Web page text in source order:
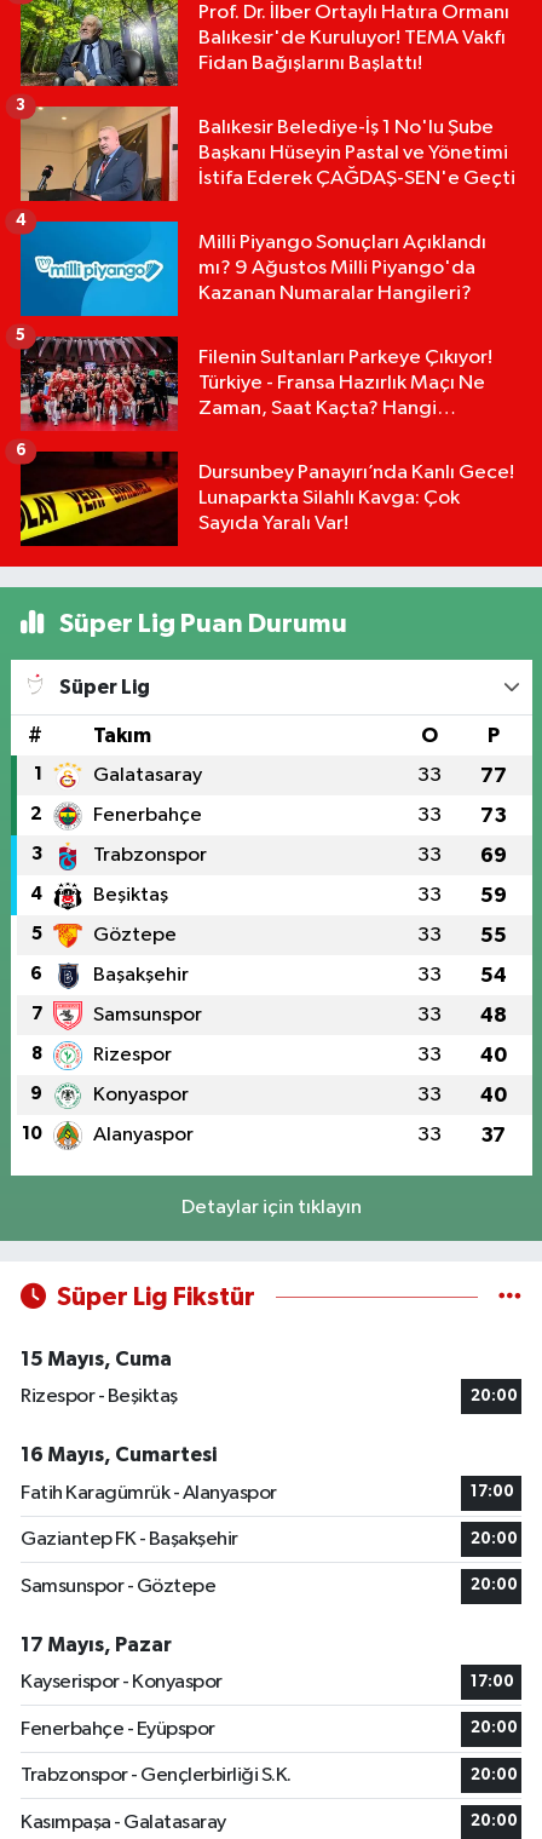
Prof. Dr. İlber Ortaylı Hatıra Ormanı
Balıkesir'de Kuruluyor! TEMA Vakfı
Fidan Bağışlarını Başlattı!
Balıkesir Belediye-İş 1 No'lu Şube
Başkanı Hüseyin Pastal ve Yönetimi
İstifa Ederek ÇAĞDAŞ-SEN'e Geçti
3
Milli Piyango Sonuçları Açıklandı
mı? 9 Ağustos Milli Piyango'da
Kazanan Numaralar Hangileri?
4
Filenin Sultanları Parkeye Çıkıyor!
Türkiye - Fransa Hazırlık Maçı Ne
Zaman, Saat Kaçta? Hangi
5
Dursunbey Panayırı’nda Kanlı Gece!
Lunaparkta Silahlı Kavga: Çok
Sayıda Yaralı Var!
6
Süper Lig Puan Durumu
Süper Lig
# Takım O P
1 Galatasaray 33 77
2 Fenerbahçe 33 73
3 Trabzonspor 33 69
4 Beşiktaş 33 59
5 Göztepe 33 55
6 Başakşehir 33 54
7 Samsunspor 33 48
8 Rizespor 33 40
9 Konyaspor 33 40
10 Alanyaspor 33 37
Detaylar için tıklayın
Süper Lig Fikstür
15 Mayıs, Cuma
Rizespor - Beşiktaş
20:00
16 Mayıs, Cumartesi
Fatih Karagümrük - Alanyaspor
17:00
Gaziantep FK - Başakşehir 20:00
Samsunspor - Göztepe 20:00
17 Mayıs, Pazar
Kayserispor - Konyaspor
17:00
Fenerbahçe - Eyüpspor 20:00
Trabzonspor - Gençlerbirliği S.K. 20:00
Kasımpaşa - Galatasaray 20:00